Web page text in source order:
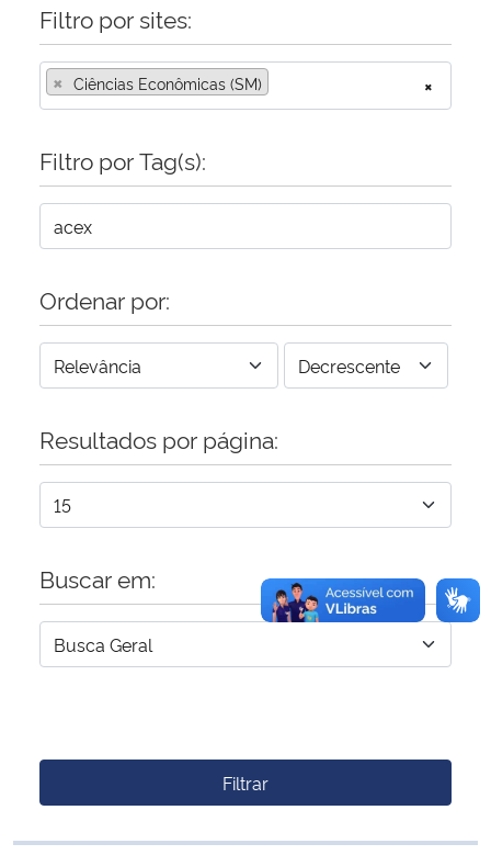
Ministério do Desenvolvimento Regional
Controladoria-Geral da União
Secretaria-Geral
Gabinete de Segurança Institucional
Advocacia-Geral da União
Banco Central do Brasil
Planalto
Filtro por sites:
×
× Ciências Econômicas (SM)
Filtro por Tag(s):
Ordenar por:
Resultados por página:
Buscar em:
Filtrar